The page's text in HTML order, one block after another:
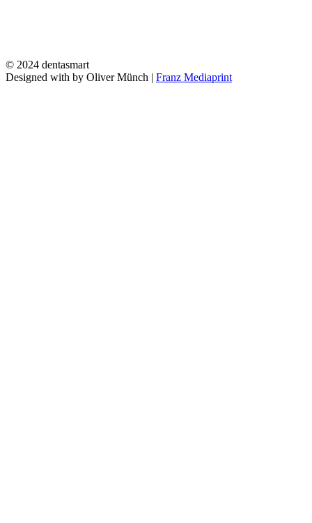
© 2024 dentasmart
Designed with by Oliver Münch | Franz Mediaprint